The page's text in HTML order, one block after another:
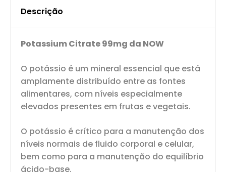
Descrição
Potassium Citrate 99mg da NOW
O potássio é um mineral essencial que está
amplamente distribuído entre as fontes
alimentares, com níveis especialmente
elevados presentes em frutas e vegetais.
O potássio é crítico para a manutenção dos
níveis normais de fluido corporal e celular,
bem como para a manutenção do equilíbrio
ácido-base.